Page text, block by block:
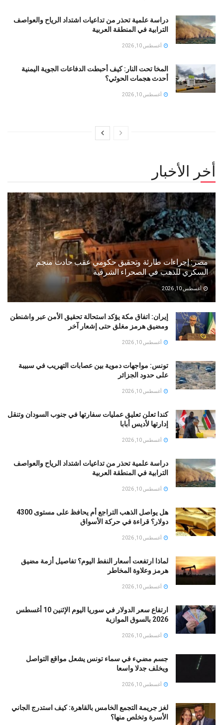
دراسة علمية تحذر من تداعيات اشتداد الرياح والعواصف
الترابية في المنطقة العربية
أغسطس 10, 2026
المخا تحت النار: كيف أحبطت الدفاعات الجوية اليمنية
أحدث هجمات الحوثي؟
أغسطس 10, 2026
أخر الأخبار
مصر: إجراءات طارئة وتحقيق حكومي عقب حادث منجم
السكري للذهب في الصحراء الشرقية
أغسطس 10, 2026
إيران: اتفاق مكة يؤكد استحالة تحقيق الأمن عبر واشنطن
ومضيق هرمز مغلق حتى إشعار آخر
أغسطس 10, 2026
تونس: مواجهات دموية بين عصابات التهريب في سبيبة
على حدود الجزائر
أغسطس 10, 2026
كندا تعلن تعليق عمليات سفارتها في جنوب السودان وتنقل
إدارتها لأديس أبابا
أغسطس 10, 2026
دراسة علمية تحذر من تداعيات اشتداد الرياح والعواصف
الترابية في المنطقة العربية
أغسطس 10, 2026
هل يواصل الذهب التراجع أم يحافظ على مستوى 4300
دولار؟ قراءة في حركة الأسواق
أغسطس 10, 2026
لماذا ارتفعت أسعار النفط اليوم؟ تفاصيل أزمة مضيق
هرمز وعلاوة المخاطر
أغسطس 10, 2026
ارتفاع سعر الدولار في سوريا اليوم الإثنين 10 أغسطس
2026 بالسوق الموازية
أغسطس 10, 2026
جسم مضيء في سماء تونس يشعل مواقع التواصل
ويخلف جدلا واسعا
أغسطس 10, 2026
لغز جريمة التجمع الخامس بالقاهرة: كيف استدرج الجاني
الأسرة وتخلص منها؟